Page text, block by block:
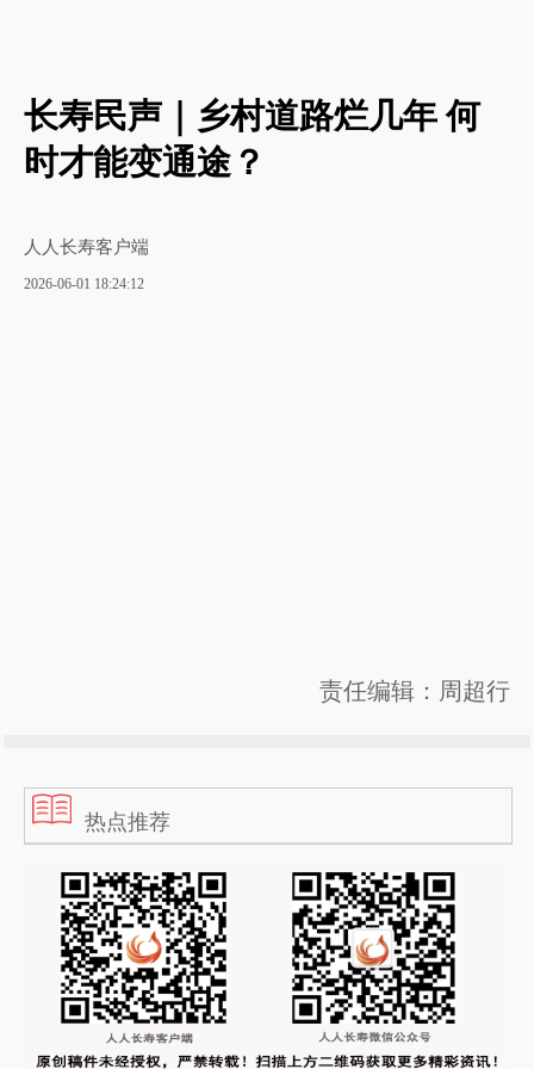
长寿民声｜乡村道路烂几年 何
时才能变通途？
人人长寿客户端
2026-06-01 18:24:12
责任编辑：周超行
热点推荐